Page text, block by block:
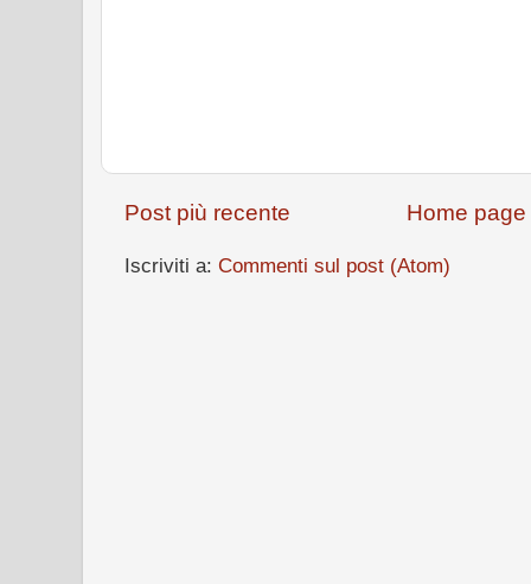
Post più recente Home page
Iscriviti a: Commenti sul post (Atom)